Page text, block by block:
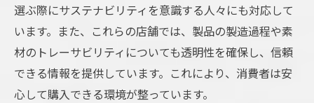
選ぶ際にサステナビリティを意識する人々にも対応して
います。また、これらの店舗では、製品の製造過程や素
材のトレーサビリティについても透明性を確保し、信頼
できる情報を提供しています。これにより、消費者は安
心して購入できる環境が整っています。